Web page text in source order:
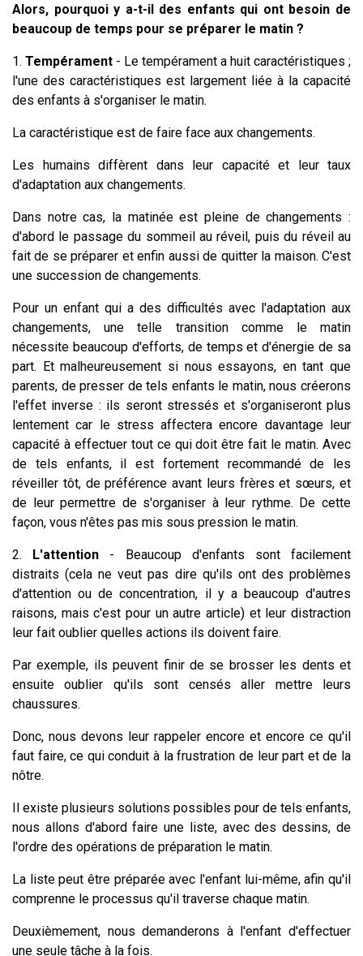
Alors, pourquoi y a-t-il des enfants qui ont besoin de
beaucoup de temps pour se préparer le matin ?
1. Tempérament - Le tempérament a huit caractéristiques ;
l'une des caractéristiques est largement liée à la capacité
des enfants à s'organiser le matin.
La caractéristique est de faire face aux changements.
Les humains diffèrent dans leur capacité et leur taux
d'adaptation aux changements.
Dans notre cas, la matinée est pleine de changements :
d'abord le passage du sommeil au réveil, puis du réveil au
fait de se préparer et enfin aussi de quitter la maison. C'est
une succession de changements.
Pour un enfant qui a des difficultés avec l'adaptation aux
changements, une telle transition comme le matin
nécessite beaucoup d'efforts, de temps et d'énergie de sa
part. Et malheureusement si nous essayons, en tant que
parents, de presser de tels enfants le matin, nous créerons
l'effet inverse : ils seront stressés et s'organiseront plus
lentement car le stress affectera encore davantage leur
capacité à effectuer tout ce qui doit être fait le matin. Avec
de tels enfants, il est fortement recommandé de les
réveiller tôt, de préférence avant leurs frères et sœurs, et
de leur permettre de s'organiser à leur rythme. De cette
façon, vous n'êtes pas mis sous pression le matin.
2. L'attention - Beaucoup d'enfants sont facilement
distraits (cela ne veut pas dire qu'ils ont des problèmes
d'attention ou de concentration, il y a beaucoup d'autres
raisons, mais c'est pour un autre article) et leur distraction
leur fait oublier quelles actions ils doivent faire.
Par exemple, ils peuvent finir de se brosser les dents et
ensuite oublier qu'ils sont censés aller mettre leurs
chaussures.
Donc, nous devons leur rappeler encore et encore ce qu'il
faut faire, ce qui conduit à la frustration de leur part et de la
nôtre.
Il existe plusieurs solutions possibles pour de tels enfants,
nous allons d'abord faire une liste, avec des dessins, de
l'ordre des opérations de préparation le matin.
La liste peut être préparée avec l'enfant lui-même, afin qu'il
comprenne le processus qu'il traverse chaque matin.
Deuxièmement, nous demanderons à l'enfant d'effectuer
une seule tâche à la fois.